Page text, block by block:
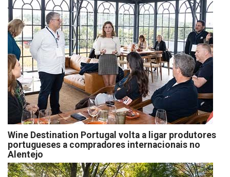
Wine Destination Portugal volta a ligar produtores
portugueses a compradores internacionais no
Alentejo